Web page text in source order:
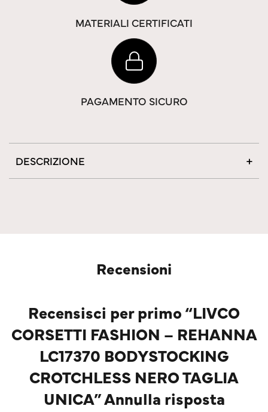
MATERIALI CERTIFICATI
PAGAMENTO SICURO
DESCRIZIONE
Recensioni
Recensisci per primo “LIVCO
CORSETTI FASHION – REHANNA
LC17370 BODYSTOCKING
CROTCHLESS NERO TAGLIA
UNICA” Annulla risposta